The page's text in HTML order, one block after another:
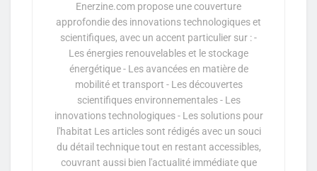
Enerzine.com propose une couverture
approfondie des innovations technologiques et
scientifiques, avec un accent particulier sur : -
Les énergies renouvelables et le stockage
énergétique - Les avancées en matière de
mobilité et transport - Les découvertes
scientifiques environnementales - Les
innovations technologiques - Les solutions pour
l'habitat Les articles sont rédigés avec un souci
du détail technique tout en restant accessibles,
couvrant aussi bien l'actualité immédiate que